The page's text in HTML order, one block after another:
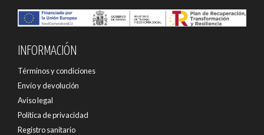
INFORMACIÓN
Términos y condiciones
Envío y devolución
Aviso legal
Política de privacidad
Registro sanitario